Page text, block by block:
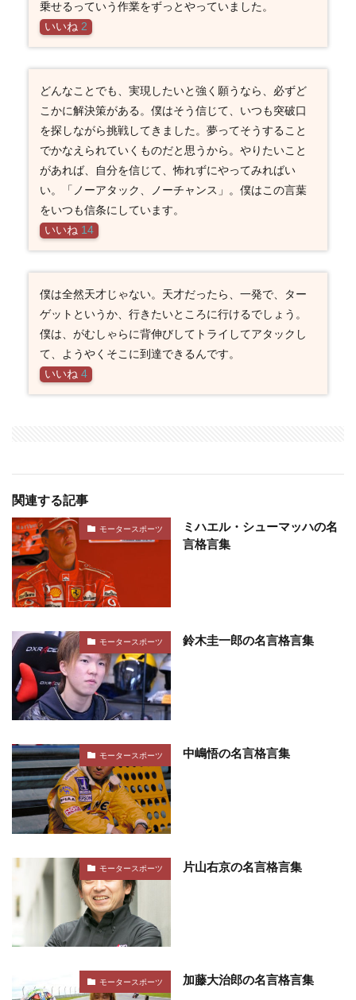
乗せるっていう作業をずっとやっていました。
いいね 2
どんなことでも、実現したいと強く願うなら、必ずど
こかに解決策がある。僕はそう信じて、いつも突破口
を探しながら挑戦してきました。夢ってそうすること
でかなえられていくものだと思うから。やりたいこと
があれば、自分を信じて、怖れずにやってみればい
い。「ノーアタック、ノーチャンス」。僕はこの言葉
をいつも信条にしています。
いいね 14
僕は全然天才じゃない。天才だったら、一発で、ター
ゲットというか、行きたいところに行けるでしょう。
僕は、がむしゃらに背伸びしてトライしてアタックし
て、ようやくそこに到達できるんです。
いいね 4
関連する記事
モータースポーツ
ミハエル・シューマッハの名
言格言集
モータースポーツ 鈴木圭一郎の名言格言集
モータースポーツ 中嶋悟の名言格言集
モータースポーツ 片山右京の名言格言集
モータースポーツ 加藤大治郎の名言格言集